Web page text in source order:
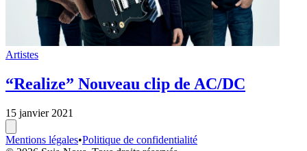
Artistes
“Realize” Nouveau clip de AC/DC
15 janvier 2021
Mentions légales•Politique de confidentialité